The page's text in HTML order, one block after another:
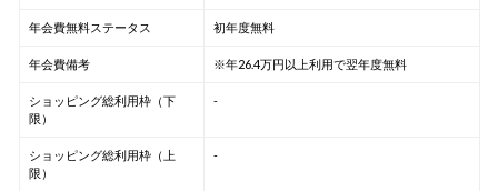
年会費無料ステータス 初年度無料
年会費備考 ※年26.4万円以上利用で翌年度無料
ショッピング総利用枠（下
限）
-
ショッピング総利用枠（上
限）
-